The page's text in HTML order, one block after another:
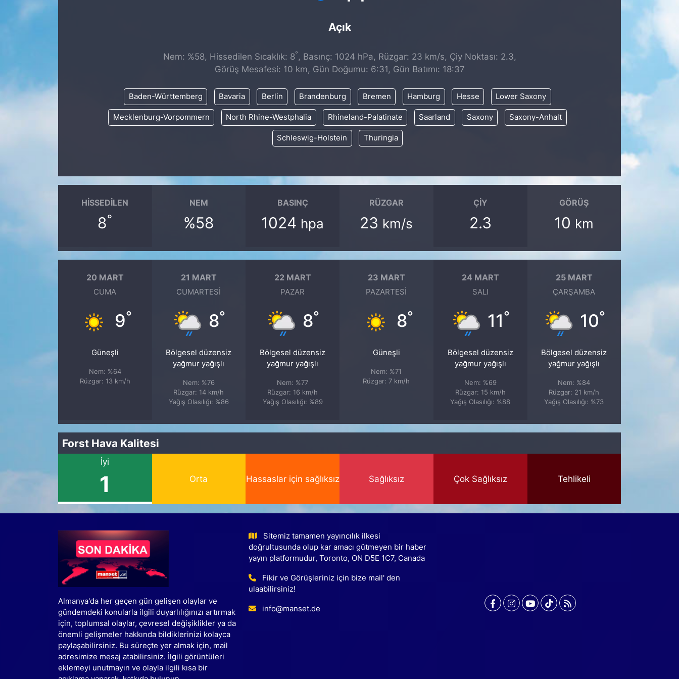
Açık
Nem: %58, Hissedilen Sıcaklık: 8° , Basınç: 1024 hPa, Rüzgar: 23 km/s, Çiy Noktası: 2.3,
Görüş Mesafesi: 10 km, Gün Doğumu: 6:31, Gün Batımı: 18:37
Baden-Württemberg Bavaria Berlin Brandenburg Bremen Hamburg Hesse Lower Saxony
Mecklenburg-Vorpommern North Rhine-Westphalia Rhineland-Palatinate Saarland Saxony Saxony-Anhalt
Schleswig-Holstein Thuringia
HISSEDILEN
8°
NEM
%58
BASINÇ
1024 hpa
RÜZGAR
23 km/s
ÇIY
2.3
GÖRÜŞ
10 km
20 MART
CUMA
9°
Güneşli
Nem: %64
Rüzgar: 13 km/h
21 MART
CUMARTESI
8°
Bölgesel düzensiz
yağmur yağışlı
Nem: %76
Rüzgar: 14 km/h
Yağış Olasılığı: %86
22 MART
PAZAR
8°
Bölgesel düzensiz
yağmur yağışlı
Nem: %77
Rüzgar: 16 km/h
Yağış Olasılığı: %89
23 MART
PAZARTESI
8°
Güneşli
Nem: %71
Rüzgar: 7 km/h
24 MART
SALI
11°
Bölgesel düzensiz
yağmur yağışlı
Nem: %69
Rüzgar: 15 km/h
Yağış Olasılığı: %88
25 MART
ÇARŞAMBA
10°
Bölgesel düzensiz
yağmur yağışlı
Nem: %84
Rüzgar: 21 km/h
Yağış Olasılığı: %73
Forst Hava Kalitesi
İyi
1 Orta Hassaslar için sağlıksız Sağlıksız Çok Sağlıksız Tehlikeli
Almanya'da her geçen gün gelişen olaylar ve
gündemdeki konularla ilgili duyarlılığınızı artırmak
için, toplumsal olaylar, çevresel değişiklikler ya da
önemli gelişmeler hakkında bildiklerinizi kolayca
paylaşabilirsiniz. Bu süreçte yer almak için, mail
adresimize mesaj atabilirsiniz. İlgili görüntüleri
eklemeyi unutmayın ve olayla ilgili kısa bir
Sitemiz tamamen yayıncılık ilkesi
doğrultusunda olup kar amacı gütmeyen bir haber
yayın platformudur, Toronto, ON D5E 1C7, Canada
Fikir ve Görüşleriniz için bize mail' den
ulaabilirsiniz!
info@manset.de